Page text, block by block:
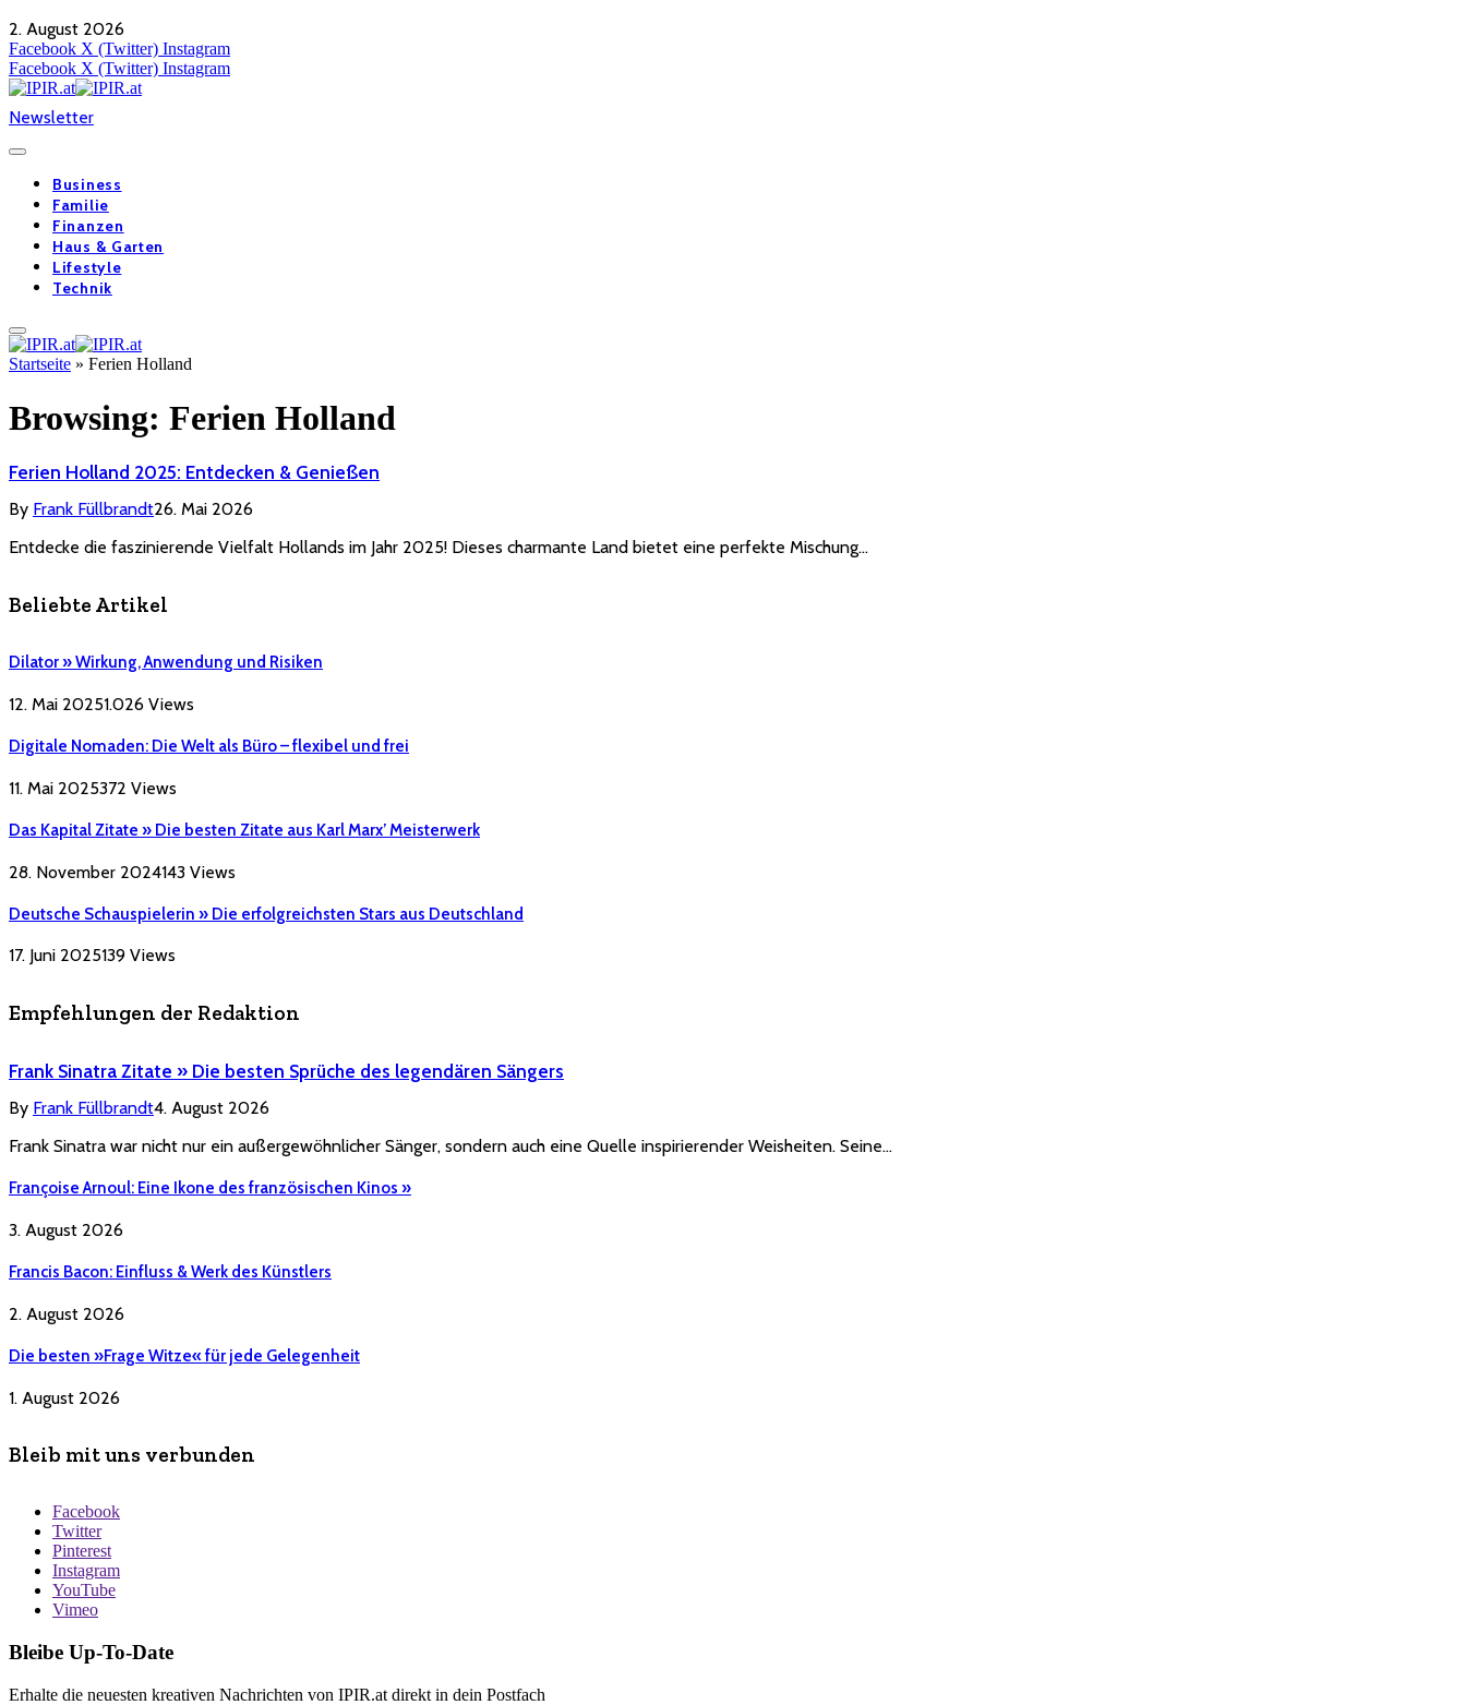
2. August 2026
Facebook X (Twitter) Instagram
Facebook X (Twitter) Instagram
Newsletter
Business
Familie
Finanzen
Haus & Garten
Lifestyle
Technik
Startseite » Ferien Holland
Browsing: Ferien Holland
Ferien Holland 2025: Entdecken & Genießen
By Frank Füllbrandt26. Mai 2026
Entdecke die faszinierende Vielfalt Hollands im Jahr 2025! Dieses charmante Land bietet eine perfekte Mischung…
Beliebte Artikel
Dilator » Wirkung, Anwendung und Risiken
12. Mai 20251.026 Views
Digitale Nomaden: Die Welt als Büro – flexibel und frei
11. Mai 2025372 Views
Das Kapital Zitate » Die besten Zitate aus Karl Marx’ Meisterwerk
28. November 2024143 Views
Deutsche Schauspielerin » Die erfolgreichsten Stars aus Deutschland
17. Juni 2025139 Views
Empfehlungen der Redaktion
Frank Sinatra Zitate » Die besten Sprüche des legendären Sängers
By Frank Füllbrandt4. August 2026
Frank Sinatra war nicht nur ein außergewöhnlicher Sänger, sondern auch eine Quelle inspirierender Weisheiten. Seine…
Françoise Arnoul: Eine Ikone des französischen Kinos »
3. August 2026
Francis Bacon: Einfluss & Werk des Künstlers
2. August 2026
Die besten »Frage Witze« für jede Gelegenheit
1. August 2026
Bleib mit uns verbunden
Facebook
Twitter
Pinterest
Instagram
YouTube
Vimeo
Bleibe Up-To-Date
Erhalte die neuesten kreativen Nachrichten von IPIR.at direkt in dein Postfach